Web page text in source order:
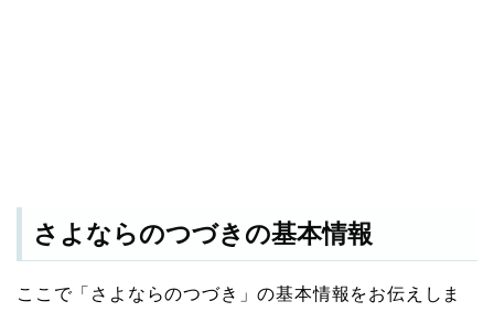
さよならのつづきの基本情報
ここで「さよならのつづき」の基本情報をお伝えしま